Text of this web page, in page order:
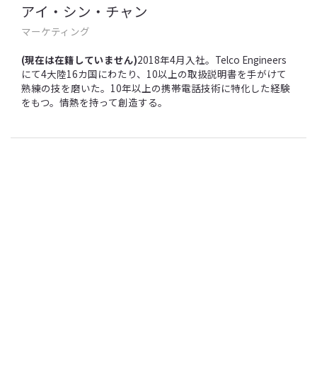
アイ・シン・チャン
マーケティング
(現在は在籍していません)2018年4月入社。Telco Engineers
にて4大陸16カ国にわたり、10以上の取扱説明書を手がけて
熟練の技を磨いた。10年以上の携帯電話技術に特化した経験
をもつ。情熱を持って創造する。